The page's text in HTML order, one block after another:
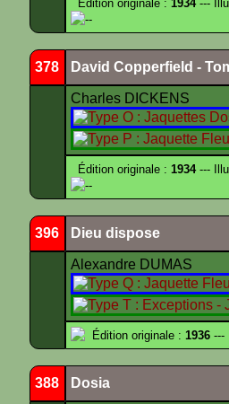
Édition originale :1934---
--
378 David Copperfield -
Charles DICKENS
Édition originale :1934---
--
396 Dieu dispose
Alexandre DUMAS
Édition originale : 1936 ---
388 Dosia